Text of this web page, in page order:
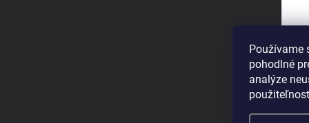
Používame
pohodlné
analýze